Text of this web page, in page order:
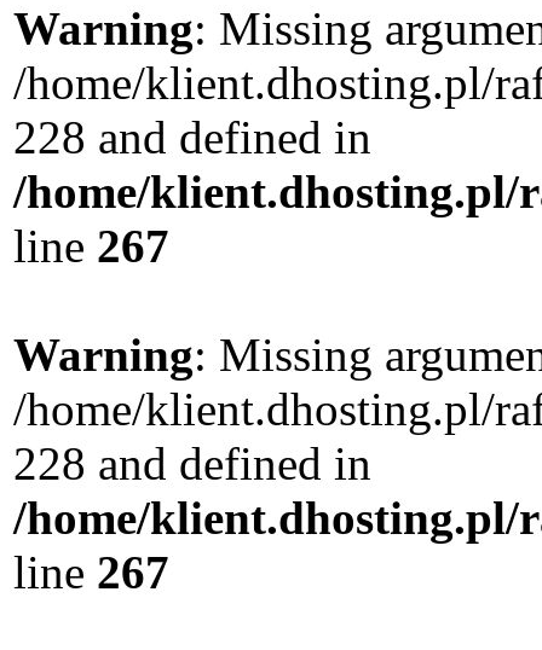
Warning: Missing
/home/klient.dhosting.pl/
228 and defined in
/home/klient.dhosting.pl/
line 267
Warning: Missing
/home/klient.dhosting.pl/
228 and defined in
/home/klient.dhosting.pl/
line 267